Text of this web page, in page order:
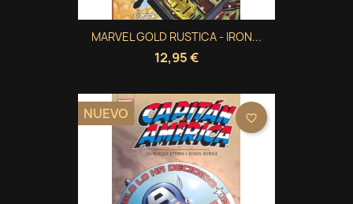
Cancelar Crear lista de deseos
Cancelar Iniciar sesión
MARVEL GOLD RUSTICA - IRON...
12,95 €
NUEVO favorite_border